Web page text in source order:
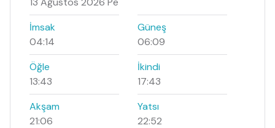
İmsak
04:14
Güneş
06:09
Öğle
13:43
İkindi
17:43
Akşam
21:06
Yatsı
22:52